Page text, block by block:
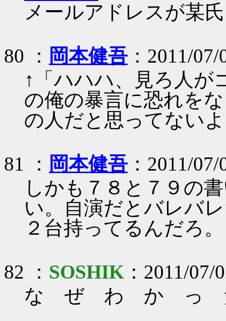
メールアドレスが某
80 ： 岡本健吾：2011/07/
↑「ハハハ、見ろ人が
の俺の暴言に恐れを
の人だと思ってない
81 ： 岡本健吾：2011/07/
しかも７８と７９の
い。自演だとバレバ
２台持ってるんだろ。
82 ： SOSHIK ：2011/
な ぜ わ か っ